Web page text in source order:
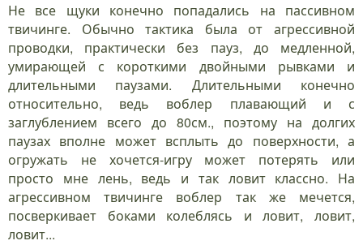
Не все щуки конечно попадались на пассивном
твичинге. Обычно тактика была от агрессивной
проводки, практически без пауз, до медленной,
умирающей с короткими двойными рывками и
длительными паузами. Длительными конечно
относительно, ведь воблер плавающий и с
заглублением всего до 80см., поэтому на долгих
паузах вполне может всплыть до поверхности, а
огружать не хочется-игру может потерять или
просто мне лень, ведь и так ловит классно. На
агрессивном твичинге воблер так же мечется,
посверкивает боками колеблясь и ловит, ловит,
ловит...